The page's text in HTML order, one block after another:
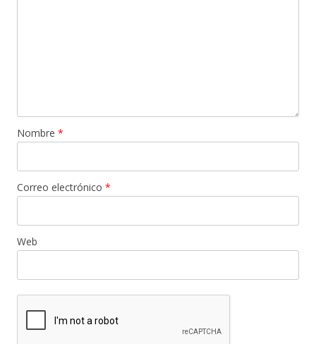
Nombre *
Correo electrónico *
Web